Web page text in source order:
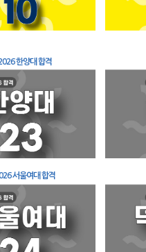
한양대 합격
서울여대 합격